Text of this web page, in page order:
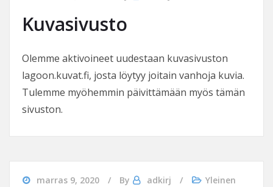
Kuvasivusto
Olemme aktivoineet uudestaan kuvasivuston
lagoon.kuvat.fi, josta löytyy joitain vanhoja kuvia.
Tulemme myöhemmin päivittämään myös tämän
sivuston.
marras 9, 2020 By adkirj Yleinen